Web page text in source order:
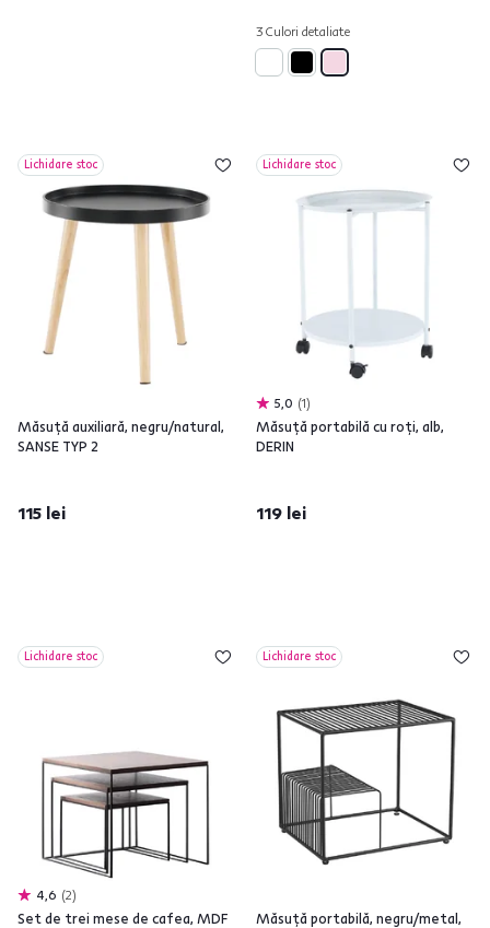
3 Culori detaliate
Lichidare stoc
Măsuţă auxiliară, negru/natural,
SANSE TYP 2
115 lei
Lichidare stoc
5,0 1
Măsuţă portabilă cu roţi, alb,
DERIN
119 lei
Lichidare stoc
4,6 2
Set de trei mese de cafea, MDF
Lichidare stoc
Măsuţă portabilă, negru/metal,